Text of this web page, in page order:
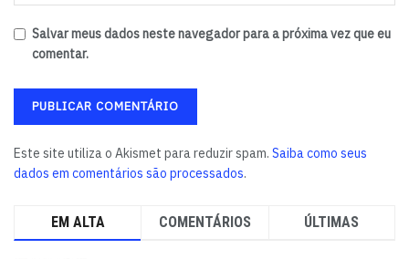
Salvar meus dados neste navegador para a próxima vez que eu
comentar.
Este site utiliza o Akismet para reduzir spam. Saiba como seus
dados em comentários são processados.
EM ALTA COMENTÁRIOS ÚLTIMAS